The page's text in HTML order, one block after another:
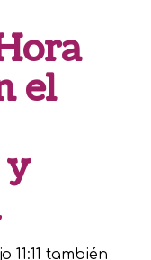
el
11:11 también